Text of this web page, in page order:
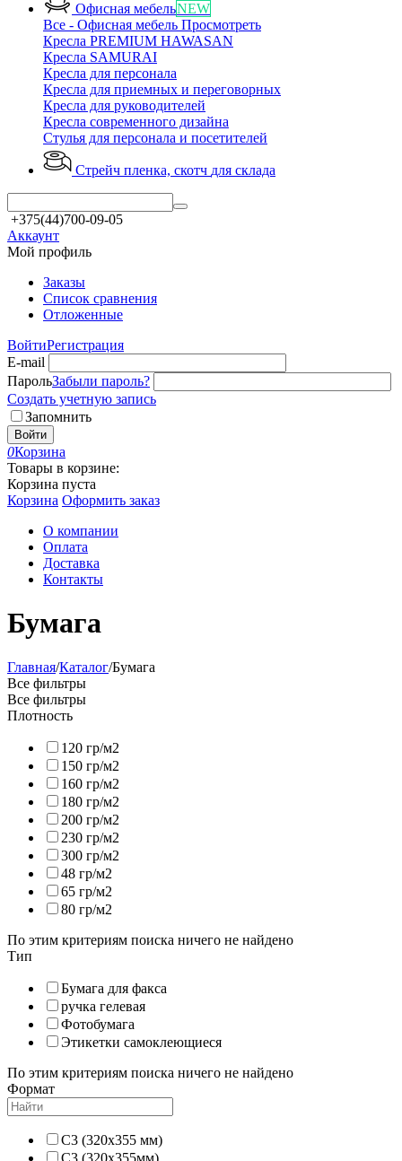
Офисная мебельNEW
Все - Офисная мебель Просмотреть
Кресла PREMIUM HAWASAN
Кресла SAMURAI
Кресла для персонала
Кресла для приемных и переговорных
Кресла для руководителей
Кресла современного дизайна
Стулья для персонала и посетителей
Стрейч пленка, скотч для склада
+375(44)700-09-05
Аккаунт
Мой профиль
Заказы
Список сравнения
Отложенные
ВойтиРегистрация
E-mail
ПарольЗабыли пароль?
Создать учетную запись
Запомнить
Войти
0Корзина
Товары в корзине:
Корзина пуста
Корзина Оформить заказ
О компании
Оплата
Доставка
Контакты
Бумага
Главная/Каталог/Бумага
Все фильтры
Все фильтры
Плотность
120 гр/м2
150 гр/м2
160 гр/м2
180 гр/м2
200 гр/м2
230 гр/м2
300 гр/м2
48 гр/м2
65 гр/м2
80 гр/м2
По этим критериям поиска ничего не найдено
Тип
Бумага для факса
ручка гелевая
Фотобумага
Этикетки самоклеющиеся
По этим критериям поиска ничего не найдено
Формат
C3 (320х355 мм)
C3 (320х355мм)